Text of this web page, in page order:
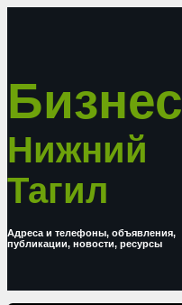
Бизнес
Нижний
Тагил
Адреса и телефоны, объявления,
публикации, новости, ресурсы